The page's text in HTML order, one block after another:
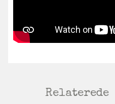
Relaterede